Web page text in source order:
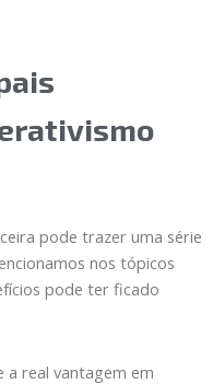
pode trazer uma série
nos tópicos
pode ter ficado
a real vantagem em